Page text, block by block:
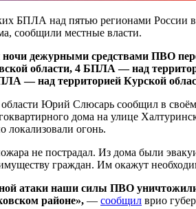
БПЛА над пятью регионами России в
сообщили местные власти.
дежурными средствами ПВО
области, 4 БПЛА — над
— над территорией Курской
Юрий Слюсарь сообщил в
дома на улице
огонь.
не пострадал. Из дома были
граждан. Им окажут
атаки наши силы ПВО
районе», — сообщил врио